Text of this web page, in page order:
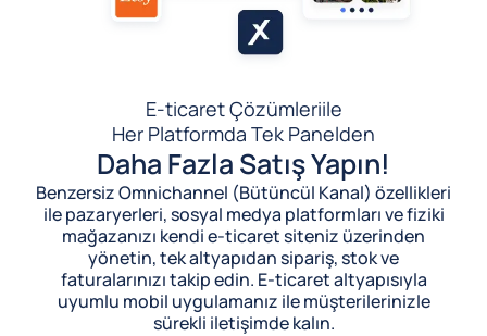
E-ticaret Çözümleriile
Her Platformda Tek Panelden
Daha Fazla Satış Yapın!
Benzersiz Omnichannel (Bütüncül Kanal) özellikleri
ile pazaryerleri, sosyal medya platformları ve fiziki
mağazanızı kendi e-ticaret siteniz üzerinden
yönetin, tek altyapıdan sipariş, stok ve
faturalarınızı takip edin. E-ticaret altyapısıyla
uyumlu mobil uygulamanız ile müşterilerinizle
sürekli iletişimde kalın.